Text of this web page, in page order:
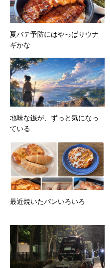
夏バテ予防にはやっぱりウナ
ギかな
地味な鏃が、ずっと気になっ
ている
最近焼いたパンいろいろ